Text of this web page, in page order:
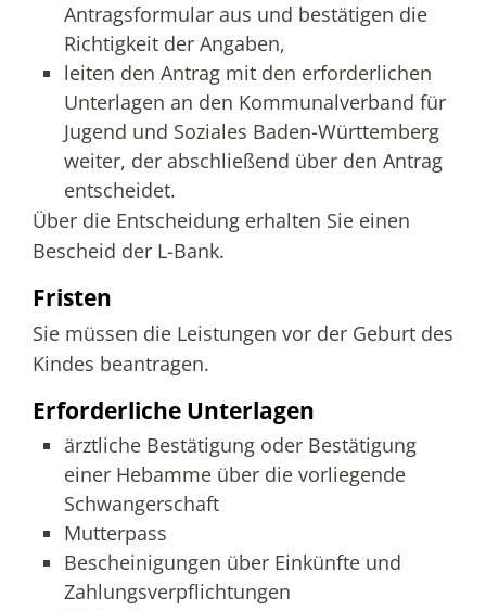
Antragsformular aus und bestätigen die
Richtigkeit der Angaben,
leiten den Antrag mit den erforderlichen
Unterlagen an den Kommunalverband für
Jugend und Soziales Baden-Württemberg
weiter, der abschließend über den Antrag
entscheidet.
Über die Entscheidung erhalten Sie einen
Bescheid der L-Bank.
Fristen
Sie müssen die Leistungen vor der Geburt des
Kindes beantragen.
Erforderliche Unterlagen
ärztliche Bestätigung oder Bestätigung
einer Hebamme über die vorliegende
Schwangerschaft
Mutterpass
Bescheinigungen über Einkünfte und
Zahlungsverpflichtungen